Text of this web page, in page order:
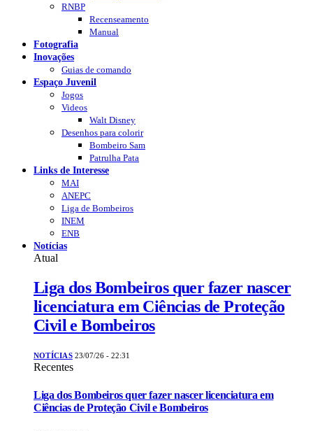
RNBP
Recenseamento
Manual
Fotografia
Inovações
Guias de comando
Espaço Juvenil
Jogos
Videos
Walt Disney
Desenhos para colorir
Bombeiro Sam
Patrulha Pata
Links de Interesse
MAI
ANEPC
Liga de Bombeiros
INEM
ENB
Notícias
Atual
Liga dos Bombeiros quer fazer nascer
licenciatura em Ciências de Proteção
Civil e Bombeiros
NOTÍCIAS 23/07/26 - 22:31
Recentes
Liga dos Bombeiros quer fazer nascer licenciatura em
Ciências de Proteção Civil e Bombeiros